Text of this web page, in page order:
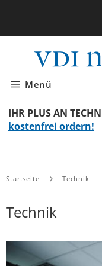
Menü
IHR PLUS AN
kostenfrei ordern!
Startseite Technik
Technik